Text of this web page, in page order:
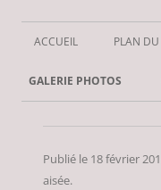
ACCUEIL PLAN DU
GALERIE PHOTOS
Publié le 18 février
aisée.